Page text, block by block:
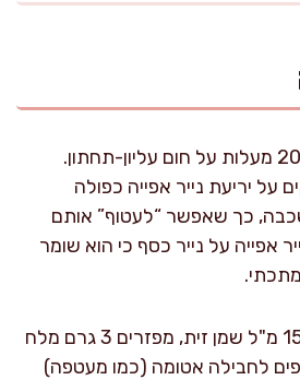
מחממים תנור ל-200 מעלות על חום עליון-תחתון.
יריעת נייר אפייה כפולה
כך שאפשר “לעטוף” אותם
אפייה על נייר כסף כי הוא שומר
מזלפים על הסלק 15 מ"ל שמן זית, מפזרים 3 גרם מלח
לחבילה אטומה (כמו מעטפה)